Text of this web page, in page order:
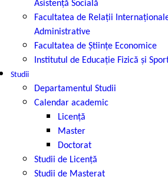
Asistență Socială
Facultatea de Relaţii
Administrative
Facultatea de Ştiinţe Economice
Institutul de Educație Fizică și
Studii
Departamentul Studii
Calendar academic
Licență
Master
Doctorat
Studii de Licență
Studii de Masterat